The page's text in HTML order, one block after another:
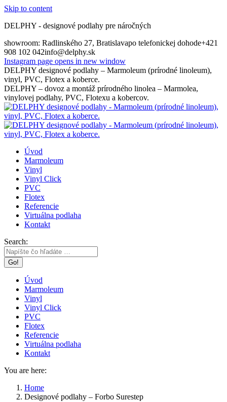
Skip to content
DELPHY - designové podlahy pre náročných
showroom: Radlinského 27, Bratislavapo telefonickej dohode+421
908 102 042info@delphy.sk
Instagram page opens in new window
DELPHY designové podlahy – Marmoleum (prírodné linoleum),
vinyl, PVC, Flotex a koberce.
DELPHY – dovoz a montáž prírodného linolea – Marmolea,
vinylovej podlahy, PVC, Flotexu a kobercov.
Úvod
Marmoleum
Vinyl
Vinyl Click
PVC
Flotex
Referencie
Virtuálna podlaha
Kontakt
Search:
Úvod
Marmoleum
Vinyl
Vinyl Click
PVC
Flotex
Referencie
Virtuálna podlaha
Kontakt
You are here:
Home
Designové podlahy – Forbo Surestep